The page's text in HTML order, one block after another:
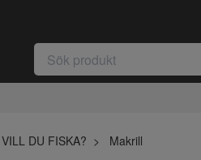
DU FISKA? Makrill